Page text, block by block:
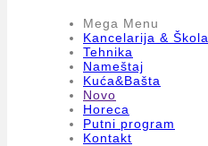
Mega Menu
Kancelarija & Škola
Tehnika
Nameštaj
Kuća&Bašta
Novo
Horeca
Putni program
Kontakt